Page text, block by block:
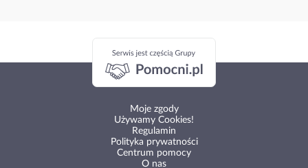
Używamy Cookies!
Regulamin
Polityka prywatności
Centrum pomocy
O nas
DSA